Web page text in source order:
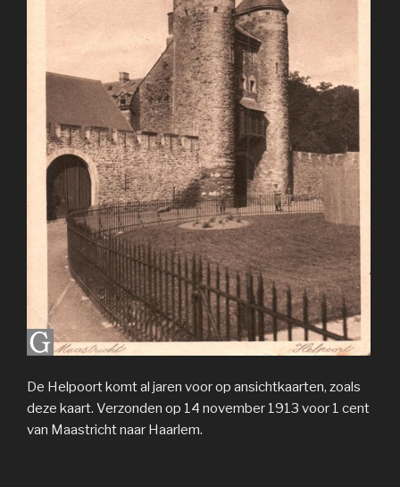
De Helpoort komt al jaren voor op ansichtkaarten, zoals
deze kaart. Verzonden op 14 november 1913 voor 1 cent
van Maastricht naar Haarlem.